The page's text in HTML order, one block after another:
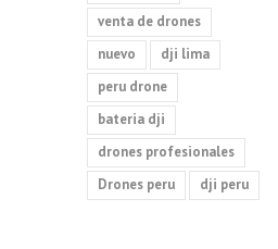
venta de drones
nuevo
dji lima
peru drone
bateria dji
drones profesionales
Drones peru
dji peru